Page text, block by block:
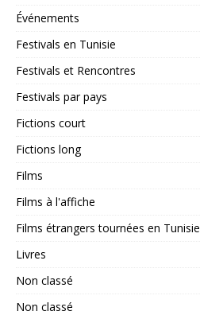
Événements
Festivals en Tunisie
Festivals et Rencontres
Festivals par pays
Fictions court
Fictions long
Films
Films à l'affiche
Films étrangers tournées en Tunisie
Livres
Non classé
Non classé